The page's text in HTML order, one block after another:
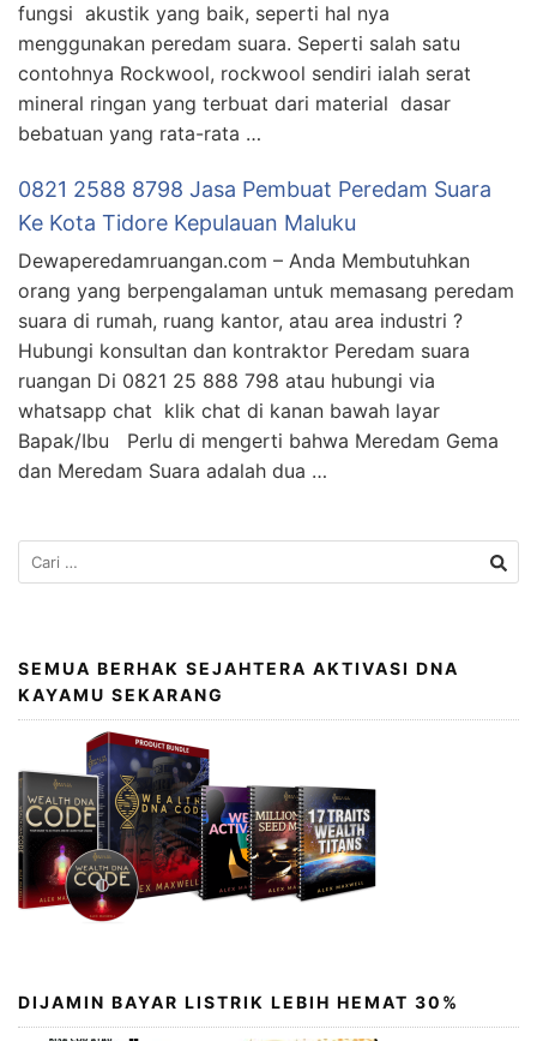
fungsi akustik yang baik, seperti hal nya
menggunakan peredam suara. Seperti salah satu
contohnya Rockwool, rockwool sendiri ialah serat
mineral ringan yang terbuat dari material dasar
bebatuan yang rata-rata …
0821 2588 8798 Jasa Pembuat Peredam Suara
Ke Kota Tidore Kepulauan Maluku
Dewaperedamruangan.com – Anda Membutuhkan
orang yang berpengalaman untuk memasang peredam
suara di rumah, ruang kantor, atau area industri ?
Hubungi konsultan dan kontraktor Peredam suara
ruangan Di 0821 25 888 798 atau hubungi via
whatsapp chat klik chat di kanan bawah layar
Bapak/Ibu Perlu di mengerti bahwa Meredam Gema
dan Meredam Suara adalah dua …
SEMUA BERHAK SEJAHTERA AKTIVASI DNA
KAYAMU SEKARANG
DIJAMIN BAYAR LISTRIK LEBIH HEMAT 30%